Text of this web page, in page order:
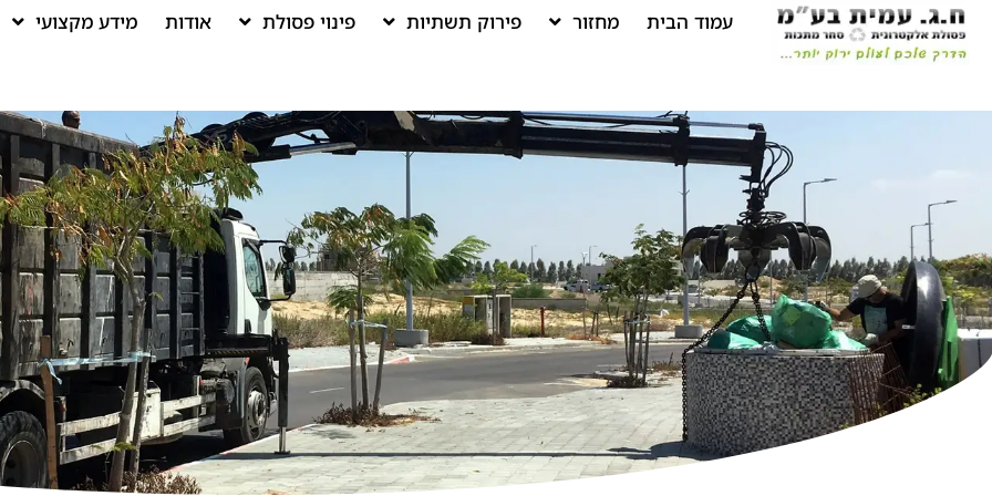
עמוד הבית מחזור פירוק תשתיות פינוי פסולת אודות מידע מקצועי